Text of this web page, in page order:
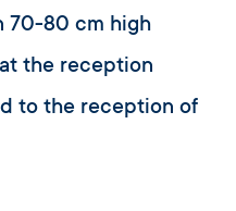
70-80 cm high
the reception
to the reception of